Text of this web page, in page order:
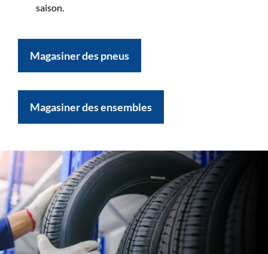
saison.
Magasiner des pneus
Magasiner des ensembles